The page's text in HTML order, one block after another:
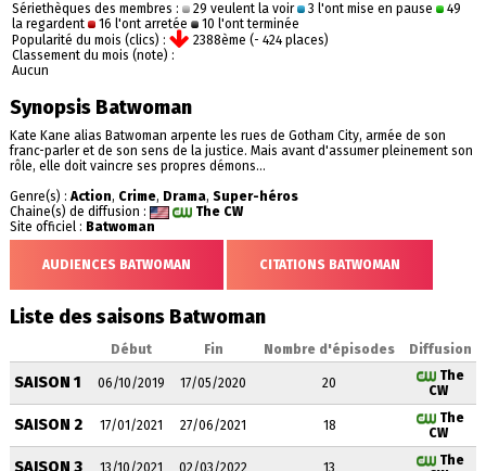
Sériethèques des membres : 29 veulent la voir 3 l'ont mise en pause
49
la regardent
16 l'ont arretée
10 l'ont terminée
Popularité du mois (clics) :
2388ème (- 424 places)
Classement du mois (note) :
Aucun
Synopsis Batwoman
Kate Kane alias Batwoman arpente les rues de Gotham City, armée de son
franc-parler et de son sens de la justice. Mais avant d'assumer pleinement son
rôle, elle doit vaincre ses propres démons...
Genre(s) :Action, Crime, Drama, Super-héros
Chaine(s) de diffusion :
The CW
Site officiel : Batwoman
AUDIENCES BATWOMAN CITATIONS BATWOMAN
Liste des saisons Batwoman
Début Fin Nombre d'épisodes Diffusion
SAISON 1 06/10/2019 17/05/2020 20
The
CW
SAISON 2 17/01/2021 27/06/2021 18
The
CW
SAISON 3 13/10/2021 02/03/2022 13
The